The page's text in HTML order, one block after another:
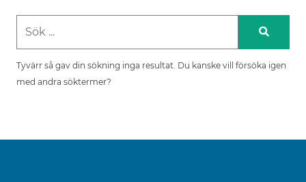
Tyvärr så gav din sökning inga resultat. Du kanske vill försöka igen
med andra söktermer?